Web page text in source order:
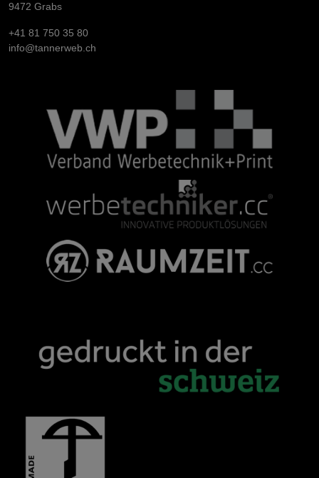
9472 Grabs
+41 81 750 35 80
info@tannerweb.ch